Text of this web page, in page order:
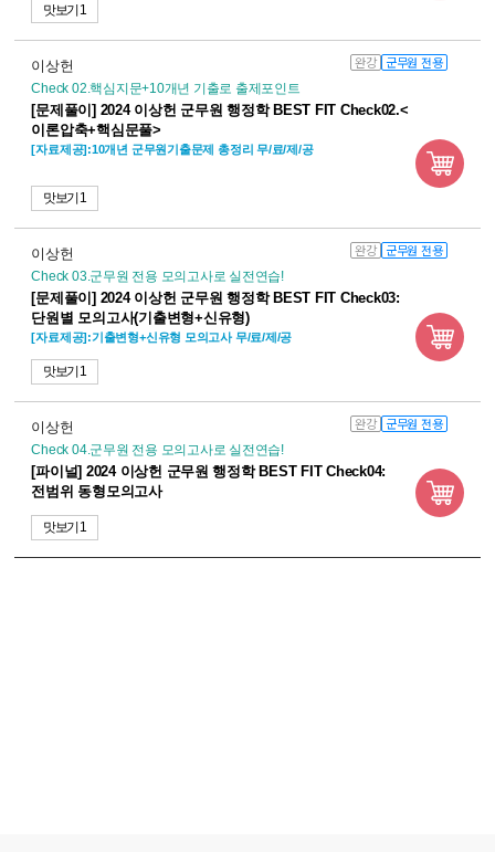
맛보기 1
이상헌 완강 군무원 전용
Check 02.핵심지문+10개년 기출로 출제포인트
[문제풀이] 2024 이상헌 군무원 행정학 BEST FIT Check02.<
이론압축+핵심문풀>
[자료제공]:10개년 군무원기출문제 총정리 무/료/제/공
맛보기 1
이상헌 완강 군무원 전용
Check 03.군무원 전용 모의고사로 실전연습!
[문제풀이] 2024 이상헌 군무원 행정학 BEST FIT Check03:
단원별 모의고사(기출변형+신유형)
[자료제공]:기출변형+신유형 모의고사 무/료/제/공
맛보기 1
이상헌 완강 군무원 전용
Check 04.군무원 전용 모의고사로 실전연습!
[파이널] 2024 이상헌 군무원 행정학 BEST FIT Check04:
전범위 동형모의고사
맛보기 1